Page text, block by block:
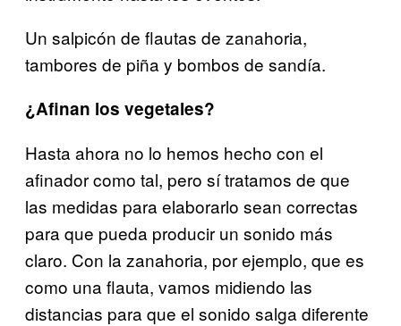
Un salpicón de flautas de zanahoria,
tambores de piña y bombos de sandía.
¿Afinan los vegetales?
Hasta ahora no lo hemos hecho con el
afinador como tal, pero sí tratamos de que
las medidas para elaborarlo sean correctas
para que pueda producir un sonido más
claro. Con la zanahoria, por ejemplo, que es
como una flauta, vamos midiendo las
distancias para que el sonido salga diferente